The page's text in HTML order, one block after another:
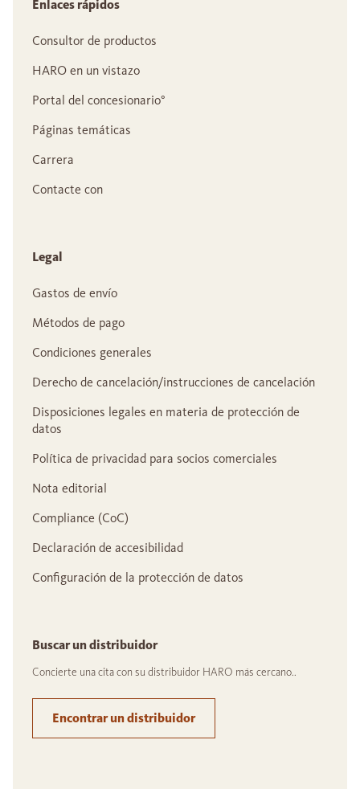
Enlaces rápidos
Consultor de productos
HARO en un vistazo
Portal del concesionario°
Páginas temáticas
Carrera
Contacte con
Legal
Gastos de envío
Métodos de pago
Condiciones generales
Derecho de cancelación/instrucciones de cancelación
Disposiciones legales en materia de protección de
datos
Política de privacidad para socios comerciales
Nota editorial
Compliance (CoC)
Declaración de accesibilidad
Configuración de la protección de datos
Buscar un distribuidor
Concierte una cita con su distribuidor HARO más cercano..
Encontrar un distribuidor